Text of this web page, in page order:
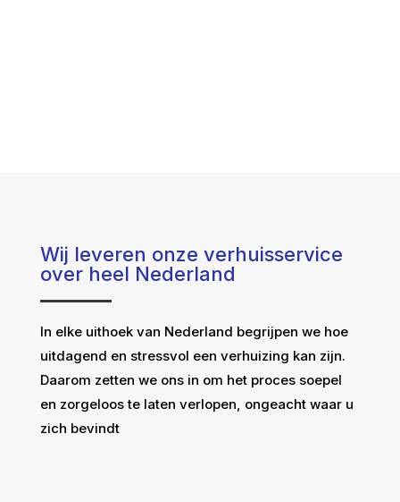
Wij leveren onze verhuisservice
over heel Nederland
In elke uithoek van Nederland begrijpen we hoe
uitdagend en stressvol een verhuizing kan zijn.
Daarom zetten we ons in om het proces soepel
en zorgeloos te laten verlopen, ongeacht waar u
zich bevindt